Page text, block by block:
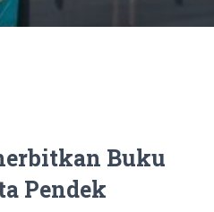
Buku
Pendek